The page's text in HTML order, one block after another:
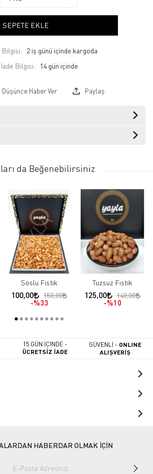
SEPETE EKLE
Bilgisi: 2 iş günü içinde kargoda
İade Bilgisi:
Düşünce Haber Ver Paylaş
da Beğenebilirsiniz
Soslu Fıstık
100,00
150,00
%33
Tuzsuz Fıstık
125,00
140,00
%10
15 GÜN İÇİNDE -
ÜCRETSİZ İADE
GÜVENLİ - ONLINE
ALIŞVERİŞ
HABERDAR OLMAK İÇİN